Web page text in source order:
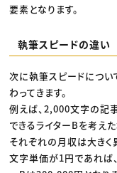
要素となります。
執筆スピードの違い
次に執筆スピードについ
わってきます。
例えば、2,000文字の記
できるライターBを考え
それぞれの月収は大きく
文字単価が1円であれば